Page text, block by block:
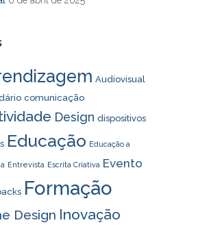
Audiovisual
comunicação
Design dispositivos
Educação Educação a
Entrevista Escrita Criativa Evento
Formação
Design Inovação